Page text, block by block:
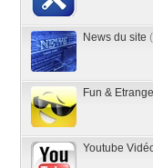
News du site
Fun & Etrange
Youtube